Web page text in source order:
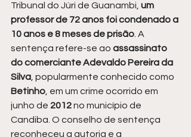
Tribunal do Júri de Guanambi, um
professor de 72 anos foi condenado a
10 anos e 8 meses de prisão . A
sentença refere-se ao assassinato
do comerciante Adevaldo Pereira da
Silva , popularmente conhecido como
Betinho , em um crime ocorrido em
junho de 2012 no município de
Candiba. O conselho de sentença
reconheceu a autoria e a